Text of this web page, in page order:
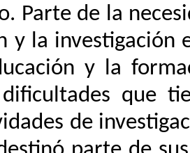
Parte de la
y la investigación
y la
que
de